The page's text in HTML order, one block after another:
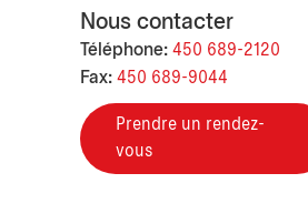
Nous contacter
Téléphone: 450 689-2120
Fax: 450 689-9044
Prendre un rendez-
vous